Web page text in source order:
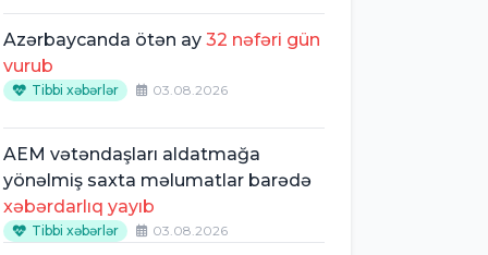
Azərbaycanda ötən ay32 nəfəri gün
vurub
Tibbi xəbərlər 03.08.2026
AEM vətəndaşları aldatmağa
yönəlmiş saxta məlumatlar barədə
xəbərdarlıq yayıb
Tibbi xəbərlər 03.08.2026